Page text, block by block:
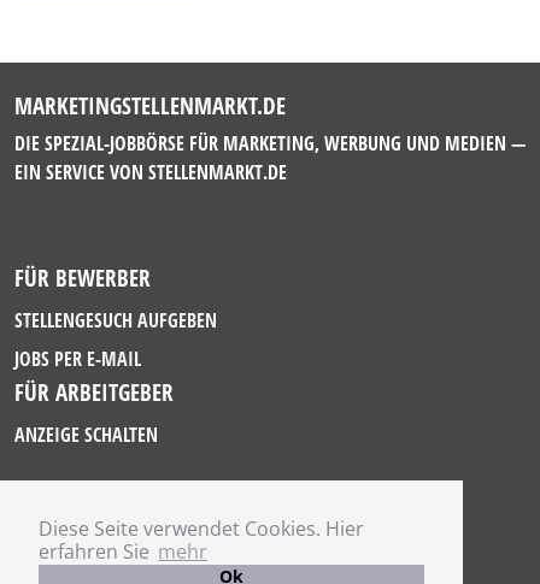
Diese Seite verwendet Cookies. Hier
erfahren Sie mehr
Ok
MARKETINGSTELLENMARKT.DE
DIE SPEZIAL-JOBBÖRSE FÜR MARKETING, WERBUNG UND MEDIEN —
EIN SERVICE VON STELLENMARKT.DE
FÜR BEWERBER
STELLENGESUCH AUFGEBEN
JOBS PER E-MAIL
FÜR ARBEITGEBER
ANZEIGE SCHALTEN
IMPRESSUM
DATENSCHUTZ